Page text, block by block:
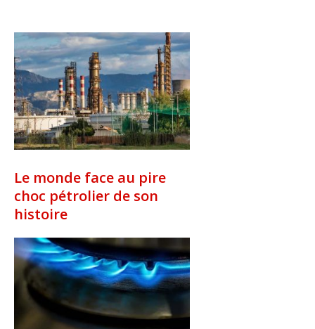
Le monde face au pire
choc pétrolier de son
histoire